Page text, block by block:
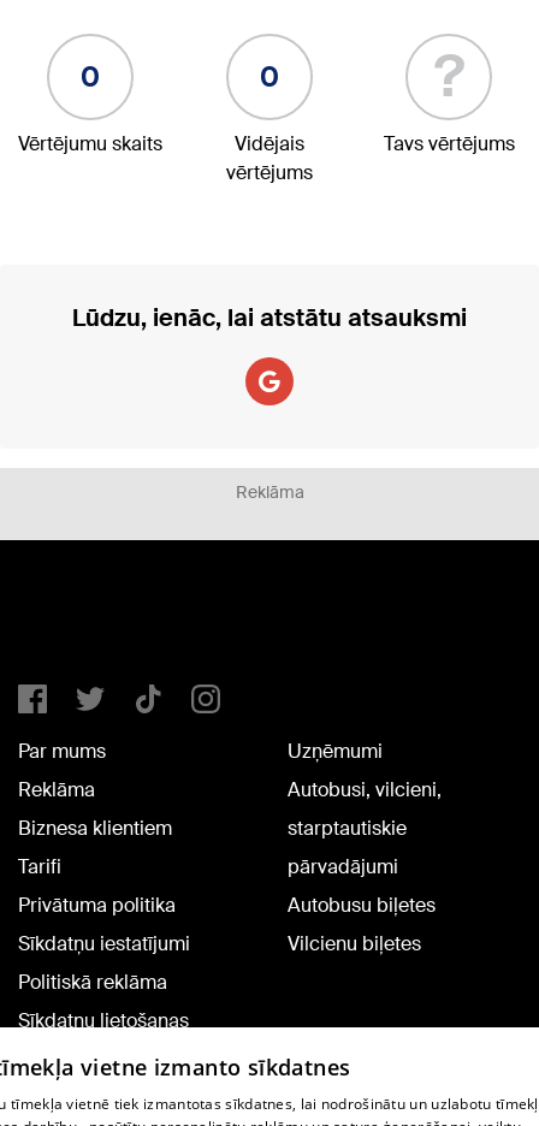
0
Vērtējumu skaits
0
Vidējais
vērtējums
?
Tavs vērtējums
Lūdzu, ienāc, lai atstātu atsauksmi
Reklāma
Par mums
Reklāma
Biznesa klientiem
Tarifi
Privātuma politika
Sīkdatņu iestatījumi
Politiskā reklāma
Sīkdatņu lietošanas
noteikumi
Komentāru pievienošana
Uzņēmumi
Autobusi, vilcieni,
starptautiskie
pārvadājumi
Autobusu biļetes
Vilcienu biļetes
vietne izmanto sīkdatnes
tīmekļa vietnē tiek izmantotas sīkdatnes, lai nodrošinātu un uzlabotu